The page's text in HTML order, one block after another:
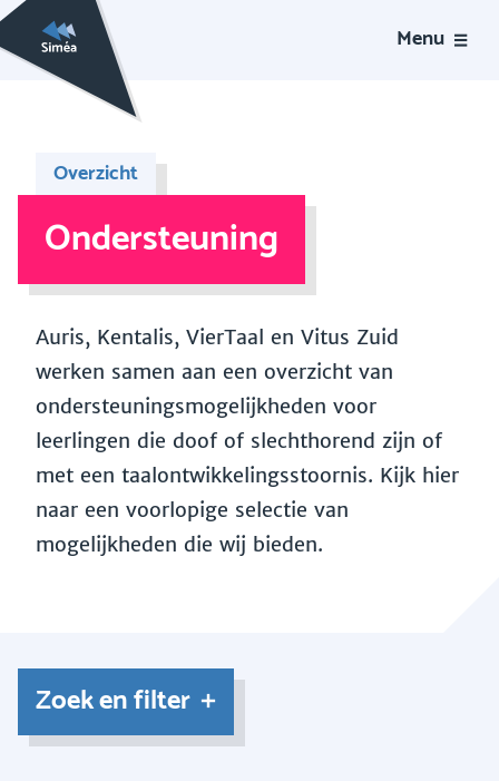
Menu
Overzicht
Ondersteuning
Auris, Kentalis, VierTaal en Vitus Zuid
werken samen aan een overzicht van
ondersteuningsmogelijkheden voor
leerlingen die doof of slechthorend zijn of
met een taalontwikkelingsstoornis. Kijk hier
naar een voorlopige selectie van
mogelijkheden die wij bieden.
Zoek en filter